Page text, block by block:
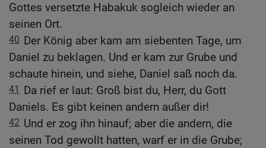
Gottes versetzte Habakuk sogleich wieder an
seinen Ort.
40 Der König aber kam am siebenten Tage, um
Daniel zu beklagen. Und er kam zur Grube und
schaute hinein, und siehe, Daniel saß noch da.
41
Da rief er laut: Groß bist du, Herr, du Gott
Daniels. Es gibt keinen andern außer dir!
42 Und er zog ihn hinauf; aber die andern, die
seinen Tod gewollt hatten, warf er in die Grube;